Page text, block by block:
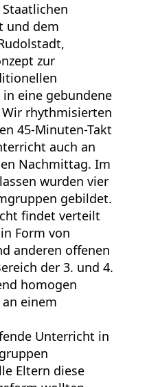
und dem
zur
eine gebundene
rhythmisierten
45-Minuten-Takt
auch an
Nachmittag. Im
wurden vier
gebildet.
findet verteilt
Form von
anderen offenen
der 3. und 4.
homogen
einem
Unterricht in
Eltern diese